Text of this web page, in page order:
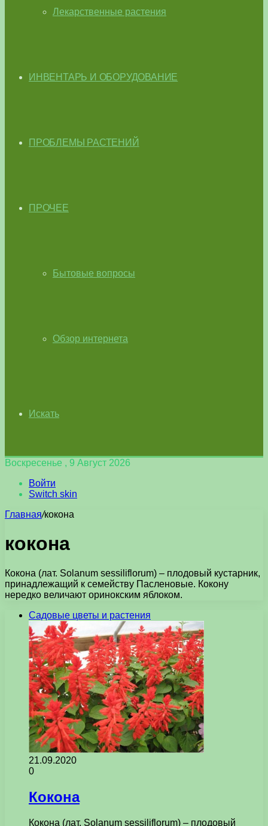
Лекарственные растения
ИНВЕНТАРЬ И ОБОРУДОВАНИЕ
ПРОБЛЕМЫ РАСТЕНИЙ
ПРОЧЕЕ
Бытовые вопросы
Обзор интернета
Искать
Воскресенье , 9 Август 2026
Войти
Switch skin
Главная/кокона
кокона
Кокона (лат. Solanum sessiliflorum) – плодовый кустарник,
принадлежащий к семейству Пасленовые. Кокону
нередко величают оринокским яблоком.
Садовые цветы и растения
21.09.2020
0
Кокона
Кокона (лат. Solanum sessiliflorum) – плодовый